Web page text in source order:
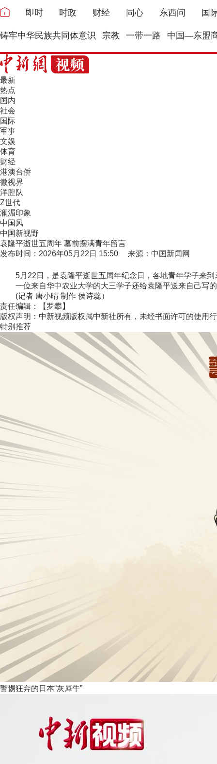
即时 时政 财经 同心 东西问 国
铸牢中华民族共同体意识 宗教 一带一路 中国—东盟
最新
热点
国内
社会
国际
军事
文娱
体育
财经
港澳台侨
微视界
洋腔队
Z世代
澜湄印象
中国风
中国新视野
袁隆平逝世五周年 墓前摆满青年留言
发布时间：2026年05月22日 15:50 来源：中国新闻网
5月22日，是袁隆平逝世五周年纪念日，各地青年学子来到
一位来自华中农业大学的大三学子还给袁隆平送来自己写
(记者 唐小晴 制作 侯诗蕊）
责任编辑：【罗攀】
版权声明：中新视频版权属中新社所有，未经书面许可的使用
特别推荐
警惕狂奔的日本“灰犀牛”